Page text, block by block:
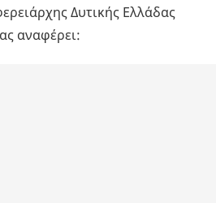
Δυτικής Ελλάδας
αναφέρει: